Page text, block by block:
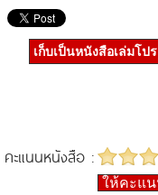
เก็บเป็นหนังสือเล่มโป
คะแนนหนังสือ :
ให้คะแ